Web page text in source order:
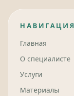
НАВИГАЦИЯ
Главная
О специалисте
Услуги
Материалы